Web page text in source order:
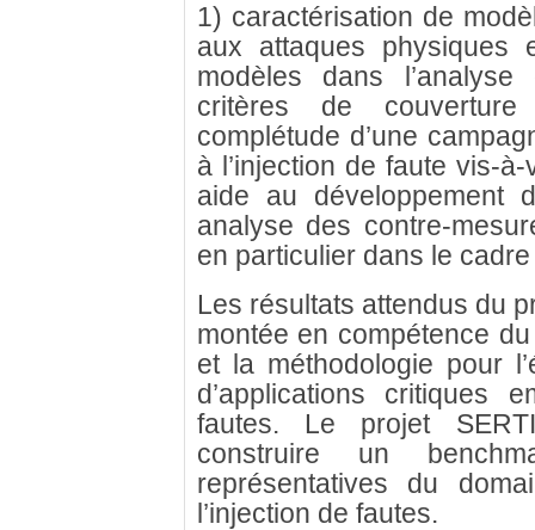
1) caractérisation de
aux attaques
modèles dans
critères de couverture
complétude d’une
à l’injection de faute vis-
aide au développement
analyse des contre-
en particulier dans le
Les résultats attendus du
montée en compétence
et la méthodologie pour
d’applications critiques
fautes. Le projet
construire un
représentatives du
l’injection de fautes.